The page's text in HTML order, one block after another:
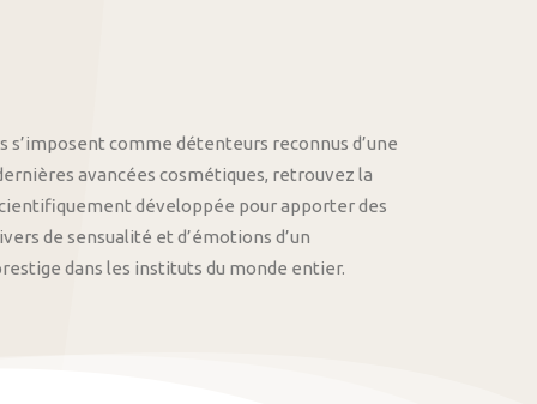
s’imposent comme détenteurs reconnus d’une
avancées cosmétiques, retrouvez la
développée pour apporter des
de sensualité et d’émotions d’un
dans les instituts du monde entier.